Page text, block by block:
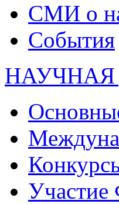
СМИ о
События
НАУЧНАЯ